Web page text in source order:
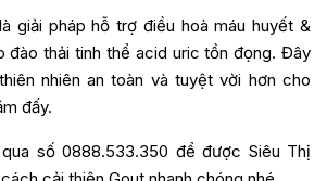
giải pháp hỗ trợ điều hoà máu huyết &
đào thải tinh thể acid uric tồn đọng. Đây
nhiên an toàn và tuyệt vời hơn cho
đấy.
số 0888.533.350 để được Siêu Thị